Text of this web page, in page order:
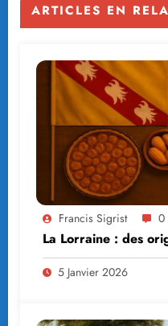
ARTICLES EN
Francis Sigrist 0
La Lorraine : des
5 Janvier 2026